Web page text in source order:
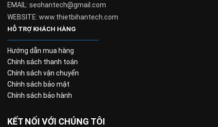
EMAIL: seohantech@gmail.com
WEBSITE: www.thietbihantech.com
HỖ TRỢ KHÁCH HÀNG
Hướng dẫn mua hàng
Chính sách thanh toán
Chính sách vận chuyển
Chính sách bảo mật
Chính sách bảo hành
KẾT NỐI VỚI CHÚNG TÔI